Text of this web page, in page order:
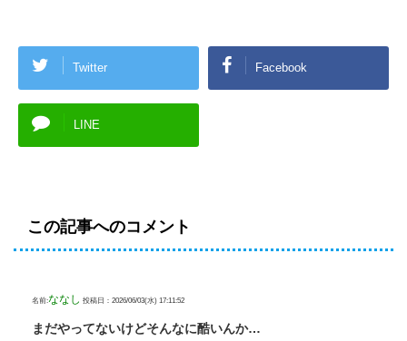
Twitter Facebook
LINE
この記事へのコメント
名前:ななし 投稿日：2026/06/03(水) 17:11:52
まだやってないけどそんなに酷いんか…